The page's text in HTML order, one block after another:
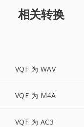
相关转换
VQF 为 WAV
VQF 为 M4A
VQF 为 AC3